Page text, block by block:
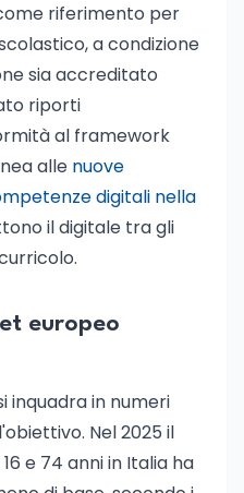
riferimento per
a condizione
sia accreditato
riporti
al framework
alle nuove
digitali nella
il digitale tra gli
europeo
inquadra in numeri
Nel 2025 il
e 74 anni in Italia ha